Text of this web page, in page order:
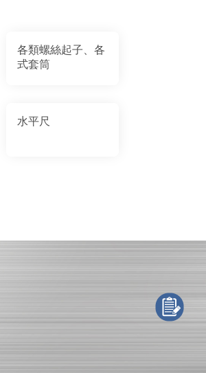
各類螺絲起子、各
式套筒
水平尺